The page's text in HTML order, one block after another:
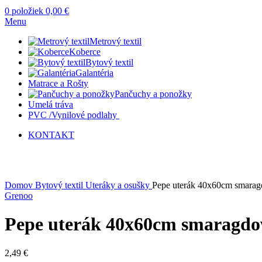
0 položiek 0,00 €
Menu
Metrový textil
Koberce
Bytový textil
Galantéria
Matrace a Rošty
Pančuchy a ponožky
Umelá tráva
PVC /Vynilové podlahy
KONTAKT
Domov Bytový textil Uteráky a osušky Pepe uterák 40x60cm
Grenoo
Pepe uterák 40x60cm
2,49 €